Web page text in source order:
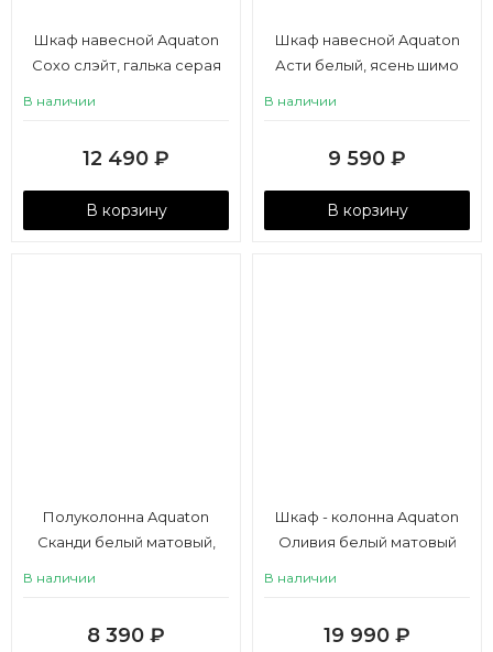
Шкаф навесной Aquaton
Сохо слэйт, галька серая
В наличии
12 490 ₽
В корзину
Шкаф навесной Aquaton
Асти белый, ясень шимо
В наличии
9 590 ₽
В корзину
Полуколонна Aquaton
Сканди белый матовый,
В наличии
8 390 ₽
Шкаф - колонна Aquaton
Оливия белый матовый
В наличии
19 990 ₽